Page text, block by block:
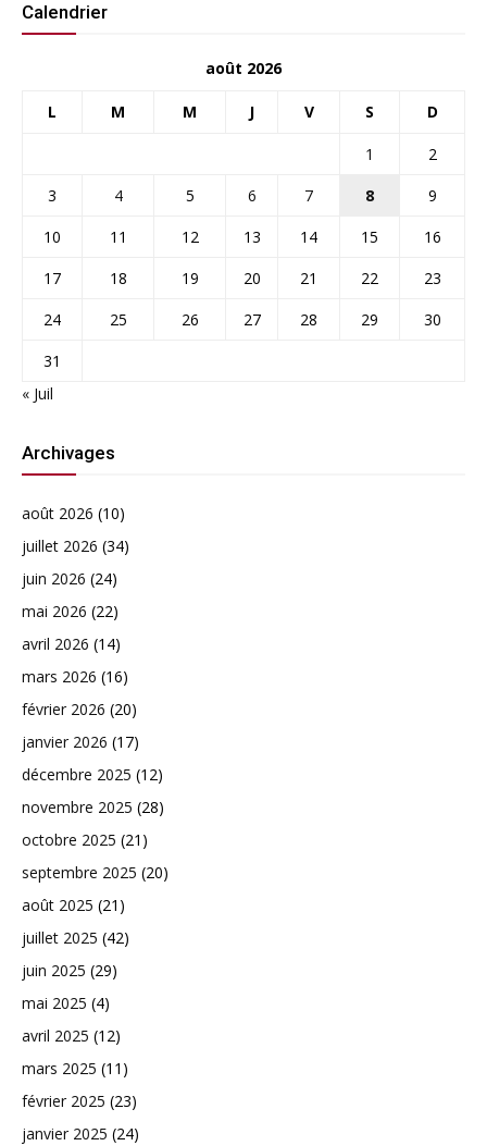
Calendrier
août 2026
L M M J V S D
1
2
3
4 5 6 7 8
9
10
11 12 13 14 15
16
17
18 19 20 21 22
23
24
25 26 27 28 29
30
31
« Juil
Archivages
août 2026 (10)
juillet 2026 (34)
juin 2026 (24)
mai 2026 (22)
avril 2026 (14)
mars 2026 (16)
février 2026 (20)
janvier 2026 (17)
décembre 2025 (12)
novembre 2025 (28)
octobre 2025 (21)
septembre 2025 (20)
août 2025 (21)
juillet 2025 (42)
juin 2025 (29)
mai 2025 (4)
avril 2025 (12)
mars 2025 (11)
février 2025 (23)
janvier 2025 (24)